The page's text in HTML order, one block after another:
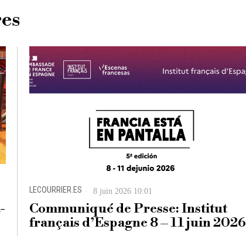
LECOURRIER.ES 8 juin 2026 10:01
Communiqué de Presse: Institut
français d’Espagne 8 – 11 juin 2026